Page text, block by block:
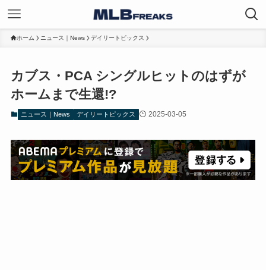
ホーム ニュース｜News デイリートピックス
カブス・PCA シングルヒットのはずが
ホームまで生還!?
ニュース｜News デイリートピックス 2025-03-05